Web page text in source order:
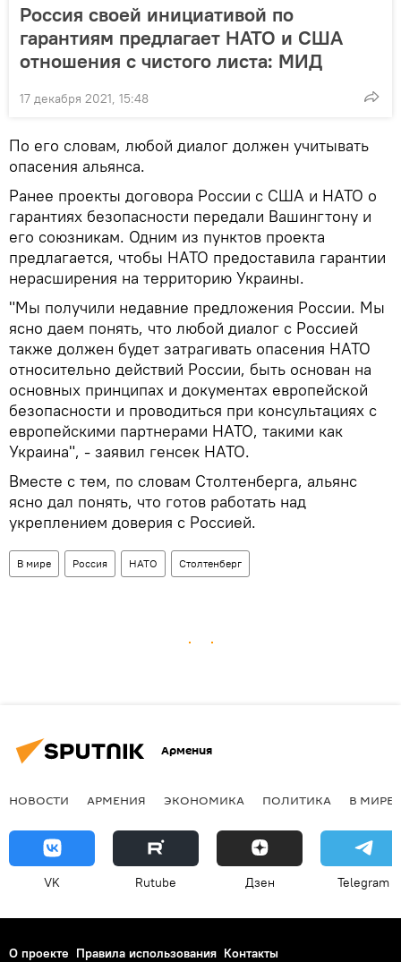
Россия своей инициативой по
гарантиям предлагает НАТО и США
отношения с чистого листа: МИД
17 декабря 2021, 15:48
По его словам, любой диалог должен учитывать
опасения альянса.
Ранее проекты договора России с США и НАТО о
гарантиях безопасности передали Вашингтону и
его союзникам. Одним из пунктов проекта
предлагается, чтобы НАТО предоставила гарантии
нерасширения на территорию Украины.
"Мы получили недавние предложения России. Мы
ясно даем понять, что любой диалог с Россией
также должен будет затрагивать опасения НАТО
относительно действий России, быть основан на
основных принципах и документах европейской
безопасности и проводиться при консультациях с
европейскими партнерами НАТО, такими как
Украина", - заявил генсек НАТО.
Вместе с тем, по словам Столтенберга, альянс
ясно дал понять, что готов работать над
укреплением доверия с Россией.
В мире Россия НАТО Столтенберг
Армения
НОВОСТИ АРМЕНИЯ ЭКОНОМИКА ПОЛИТИКА В МИРЕ
VK Rutube Дзен Telegram
О проекте Правила использования Контакты